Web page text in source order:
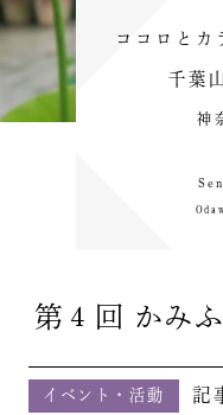
ココロとカ
千葉
神
第４回 かみ
イベント・活動 記